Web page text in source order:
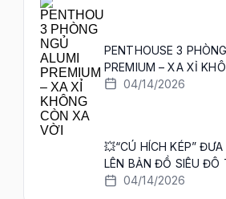
PENTHOUSE 3
PREMIUM – XA XỈ
04/14/2026
💥“CÚ HÍCH KÉP”
LÊN BẢN ĐỒ SIÊU ĐÔ
04/14/2026